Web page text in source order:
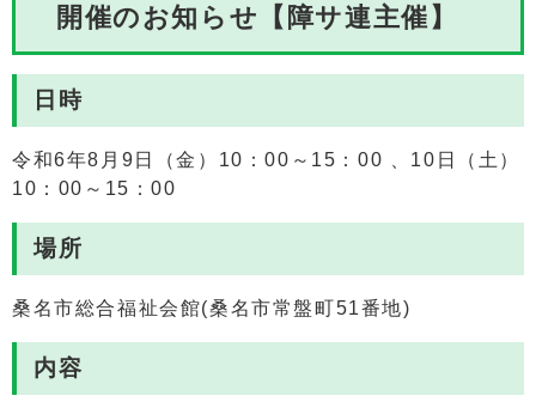
開催のお知らせ【障サ連主催】
日時
令和6年8月9日（金）10：00～15：00 、10日（土）
10：00～15：00
場所
桑名市総合福祉会館(桑名市常盤町51番地)
内容